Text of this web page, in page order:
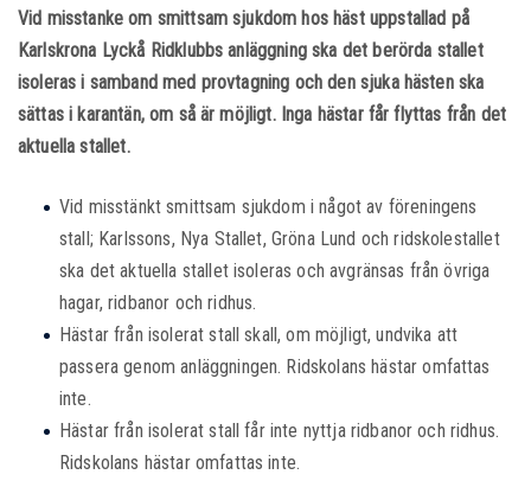
Vid misstanke om smittsam sjukdom hos häst uppstallad på
Karlskrona Lyckå Ridklubbs anläggning ska det berörda stallet
isoleras i samband med provtagning och den sjuka hästen ska
sättas i karantän, om så är möjligt. Inga hästar får flyttas från det
aktuella stallet.
Vid misstänkt smittsam sjukdom i något av föreningens
stall; Karlssons, Nya Stallet, Gröna Lund och ridskolestallet
ska det aktuella stallet isoleras och avgränsas från övriga
hagar, ridbanor och ridhus.
Hästar från isolerat stall skall, om möjligt, undvika att
passera genom anläggningen. Ridskolans hästar omfattas
inte.
Hästar från isolerat stall får inte nyttja ridbanor och ridhus.
Ridskolans hästar omfattas inte.